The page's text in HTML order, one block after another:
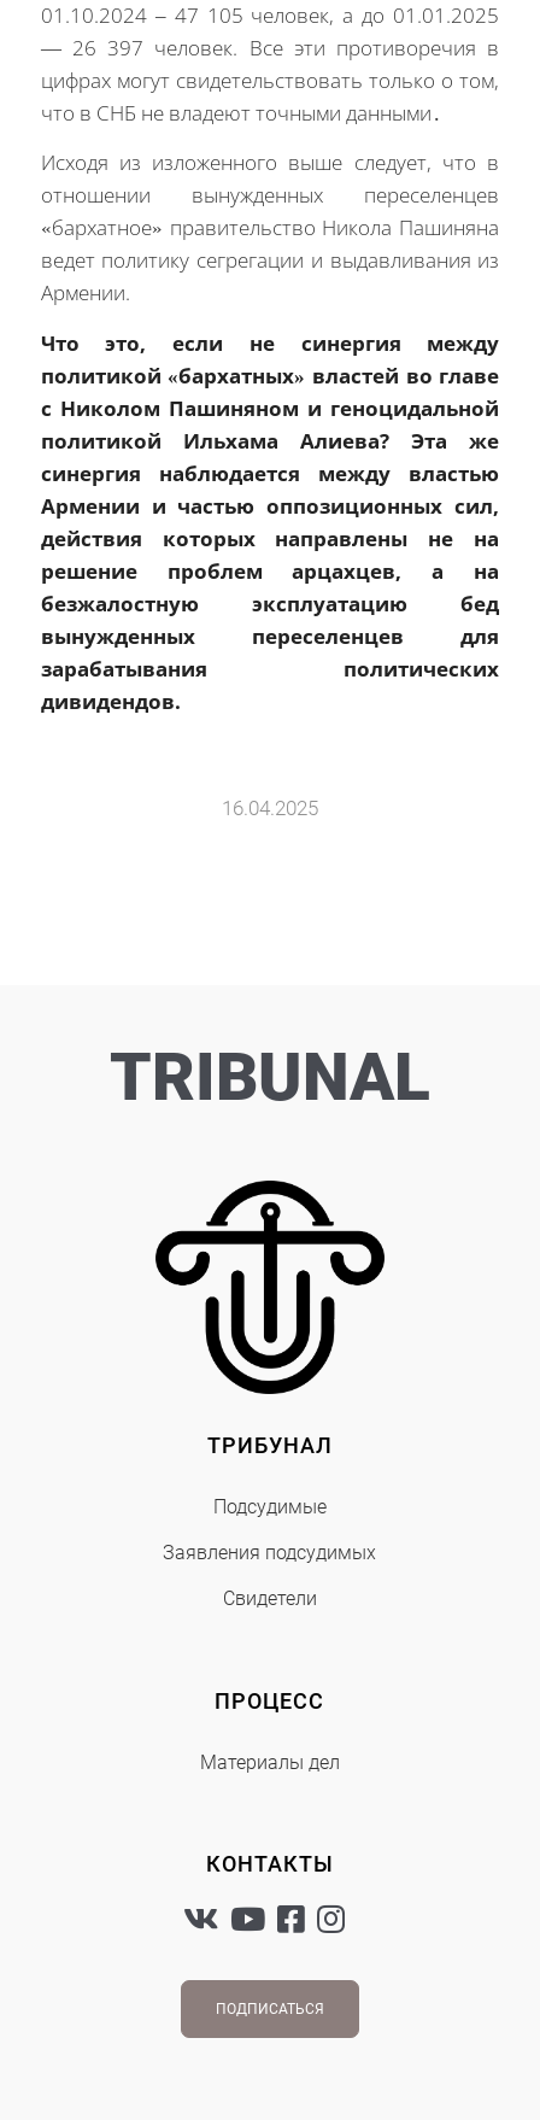
01.10.2024 – 47 105 человек, а до 01.01.2025
— 26 397 человек. Все эти противоречия в
цифрах могут свидетельствовать только о том,
что в СНБ не владеют точными данными․
Исходя из изложенного выше следует, что в
отношении вынужденных переселенцев
«бархатное» правительство Никола Пашиняна
ведет политику сегрегации и выдавливания из
Армении.
Что это, если не синергия между
политикой «бархатных» властей во главе
с Николом Пашиняном и геноцидальной
политикой Ильхама Алиева? Эта же
синергия наблюдается между властью
Армении и частью оппозиционных сил,
действия которых направлены не на
решение проблем арцахцев, а на
безжалостную эксплуатацию бед
вынужденных переселенцев для
зарабатывания политических
дивидендов.
16.04.2025
TRIBUNAL
ТРИБУНАЛ
Подсудимые
Заявления подсудимых
Свидетели
ПРОЦЕСС
Материалы дел
КОНТАКТЫ
ПОДПИСАТЬСЯ